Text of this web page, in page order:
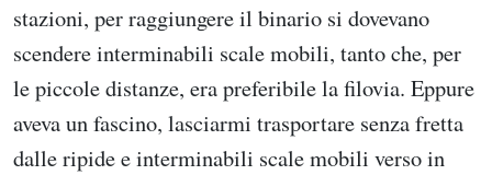
stazioni, per raggiungere il binario si dovevano
scendere interminabili scale mobili, tanto che, per
le piccole distanze, era preferibile la filovia. Eppure
aveva un fascino, lasciarmi trasportare senza fretta
dalle ripide e interminabili scale mobili verso in